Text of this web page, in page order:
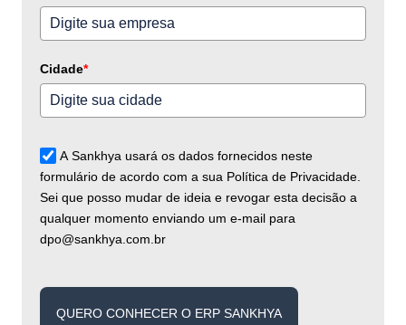
Cidade*
A Sankhya usará os dados fornecidos neste
formulário de acordo com a sua Política de Privacidade.
Sei que posso mudar de ideia e revogar esta decisão a
qualquer momento enviando um e-mail para
dpo@sankhya.com.br
QUERO CONHECER O ERP SANKHYA